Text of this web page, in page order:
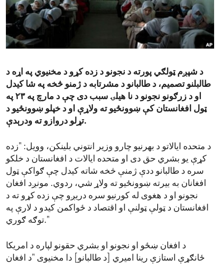
ENVIRONMENT AND HEALTH
IDEALS AND INSTITUTIONS
د شپږم ټولګي پورته د نجونو د زده کړو د مخنیوي په اړه د
طالبلنو تصمیم، د طالبانو د مشرتابه د ژمنو څخه په شا کیدل
او د زرګونو نجونو د نا هیلۍ سبب دی چې د مارچ په ۲۳ په
ټول افغانستان کې ښوونځیو ته ولاړې او د خپلو ښوونځیو د
تړلو دروازو ته ودرېدې.
د متحده ایالاتو د بهرنیو چارو وزیر انتوني بلینکن، وویل: "زده
کړې یو بشري حق دی او متحده ایالات د افغانستان د خلکو
سره د طالبانو ددې ژمنې څخه شاته کیدل چې ګواکې ټول
افغانان به بیرته ښوونځیو ته ولاړ شي، ردوي. مونږد افغان
نجونو او د هغوی له کورنیو سره دریږو چې زده کړو ته د
افغانستان د ټولې ټولنې او اقتصاد د ځواکمن کیدو د لارې په
توګه ګوري."
د افغان ښځو او نجونو او بشري حقونو لپاره د امریکا
ځانګړې استازې رینا امیري [د طالبانو] دا مخنیوی "د افغان